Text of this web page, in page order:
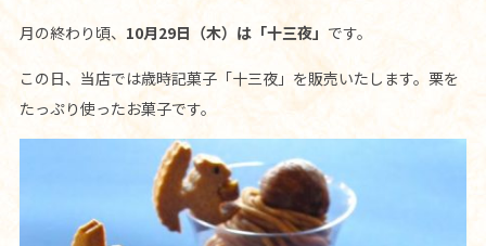
月の終わり頃、 10月29日（木）は「十三夜」 です。
この日、当店では歳時記菓子「十三夜」を販売いたします。栗を
たっぷり使ったお菓子です。